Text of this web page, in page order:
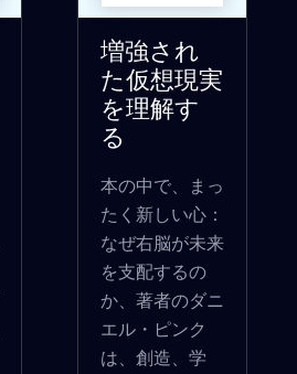
増強され
た仮想現実
を理解す
る
本の中で、まっ
たく新しい心：
なぜ右脳が未来
を支配するの
か、著者のダニ
エル・ピンク
は、創造、学